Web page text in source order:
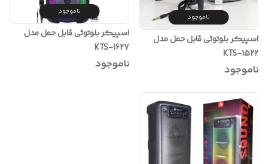
ناموجود
اسپیکر بلوتوثی قابل حمل مدل
KTS-1522
ناموجود
ناموجود
اسپیکر بلوتوثی قابل حمل مدل
KTS-1627
ناموجود